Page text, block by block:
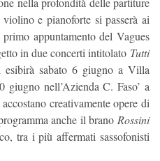
e pianoforte si passerà ai
appuntamento del Vagues
in due concerti intitolato Tutti
esibirà sabato 6 giugno a Villa
nell’Azienda C. Faso’ a
creativamente opere di
anche il brano Rossini
tra i più affermati sassofonisti